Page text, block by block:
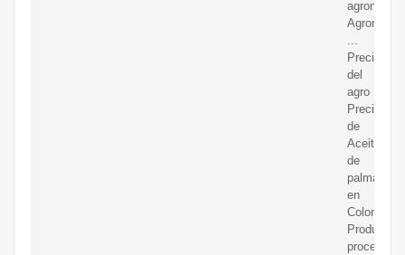
Precios
del
agro
Precio
de
Aceite
de
palma
en
Colombia
Productos